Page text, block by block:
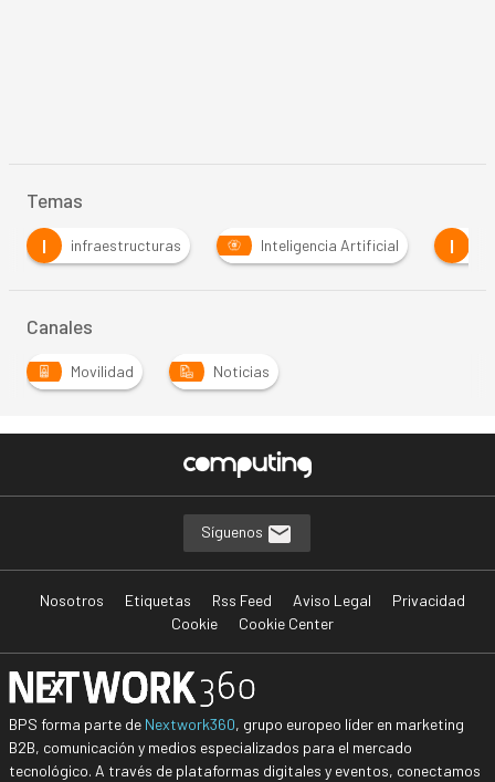
Temas
I
infraestructuras Inteligencia Artificial I
Canales
Movilidad Noticias
Síguenos
Nosotros Etiquetas Rss Feed Aviso Legal
Privacidad
Cookie
Cookie Center
BPS forma parte de Nextwork360, grupo europeo líder en marketing
B2B, comunicación y medios especializados para el mercado
tecnológico. A través de plataformas digitales y eventos, conectamos